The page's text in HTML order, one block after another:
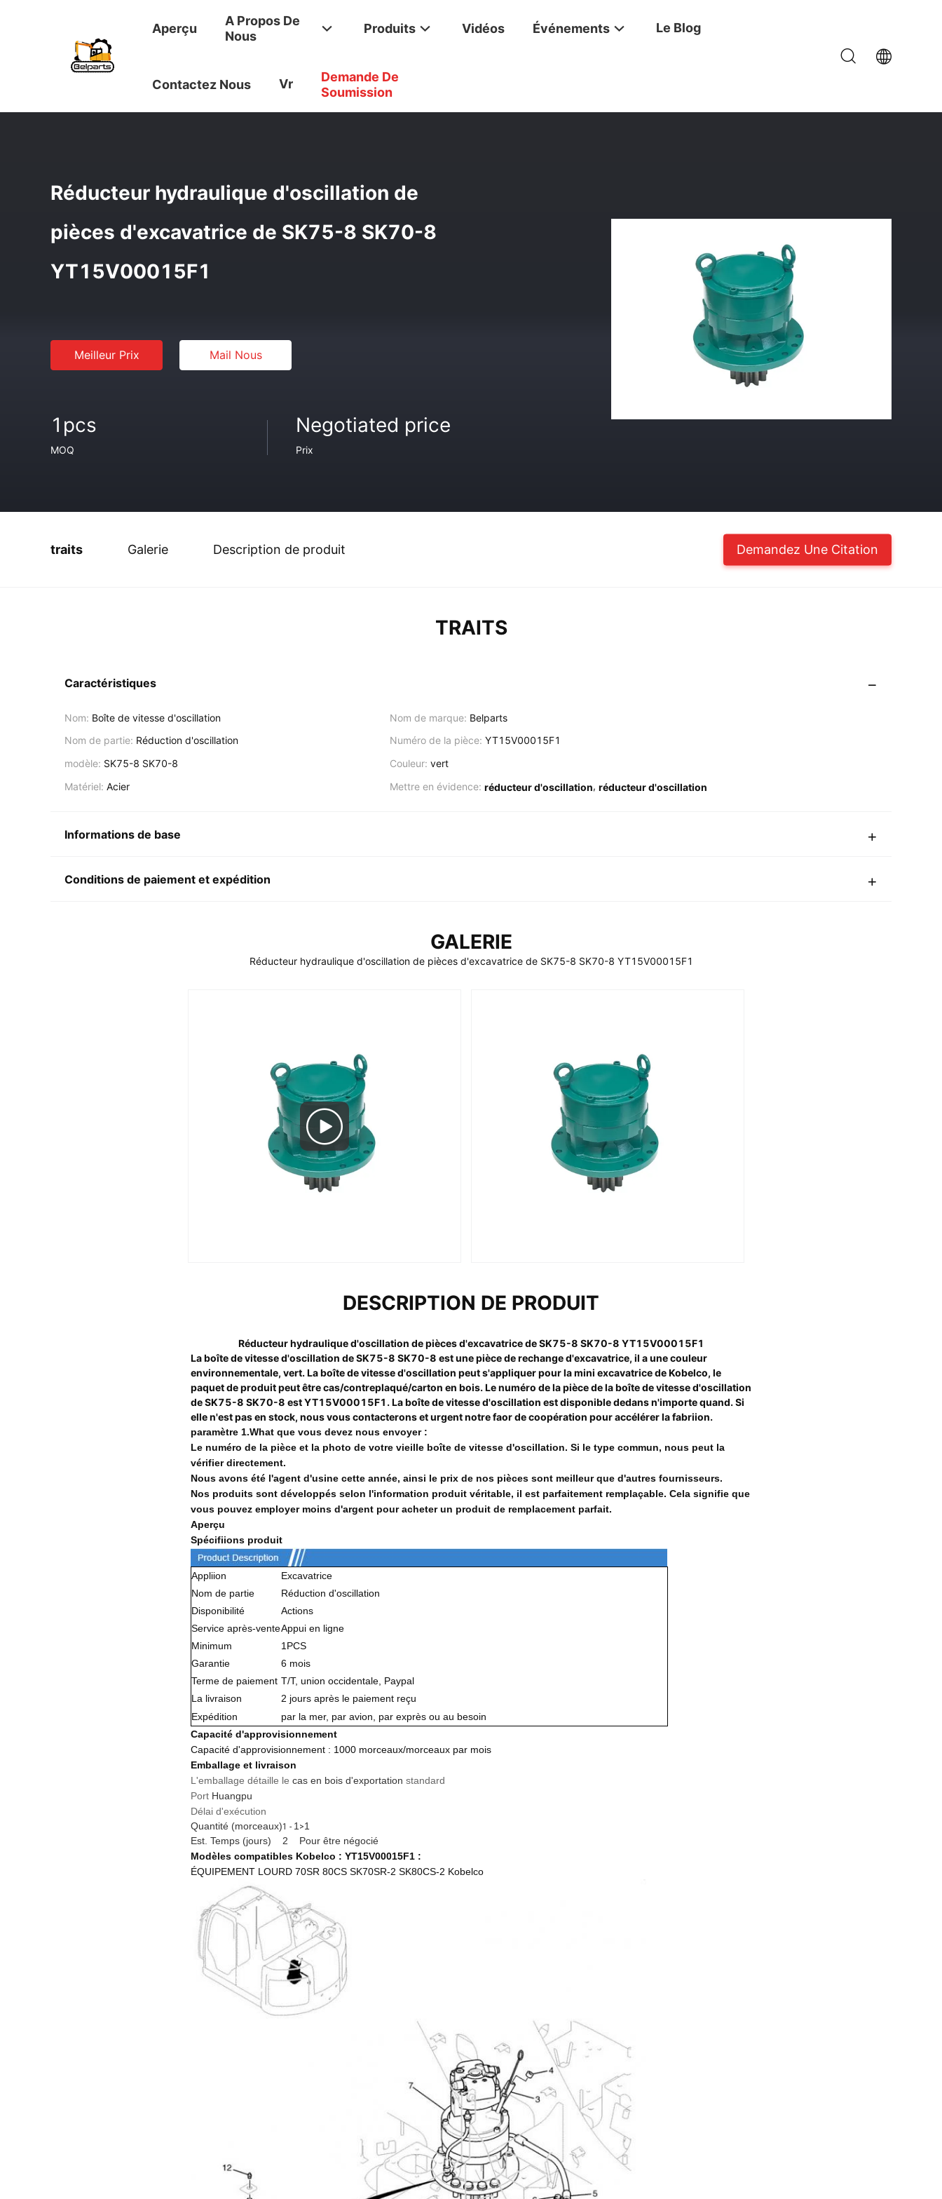
Aperçu
A Propos De
Nous
Produits Vidéos Événements Le Blog
Contactez Nous Vr
Demande De
Soumission
Aperçu / Produits Réducteur Hydraulique D'oscillation De Pièces D'excavatrice De SK75-8 SK70-8 YT15V00015F1
Réducteur hydraulique d'oscillation de
pièces d'excavatrice de SK75-8 SK70-8
YT15V00015F1
Meilleur Prix Mail Nous
1pcs
MOQ
Negotiated price
Prix
traits Galerie Description de produit Demandez Une Citation
TRAITS
Caractéristiques
Nom: Boîte de vitesse d'oscillation Nom de marque: Belparts
Nom de partie: Réduction d'oscillation Numéro de la pièce: YT15V00015F1
modèle: SK75-8 SK70-8 Couleur: vert
Matériel: Acier Mettre en évidence: réducteur d'oscillation, réducteur d'oscillation
Informations de base
Conditions de paiement et expédition
GALERIE
Réducteur hydraulique d'oscillation de pièces d'excavatrice de SK75-8 SK70-8 YT15V00015F1
DESCRIPTION DE PRODUIT
Réducteur hydraulique d'oscillation de pièces d'excavatrice de SK75-8 SK70-8 YT15V00015F1
La boîte de vitesse d'oscillation de SK75-8 SK70-8 est une pièce de rechange d'excavatrice, il a une couleur
environnementale, vert. La boîte de vitesse d'oscillation peut s'appliquer pour la mini excavatrice de Kobelco, le
paquet de produit peut être cas/contreplaqué/carton en bois. Le numéro de la pièce de la boîte de vitesse d'oscillation
de SK75-8 SK70-8 est YT15V00015F1. La boîte de vitesse d'oscillation est disponible dedans n'importe quand. Si
elle n'est pas en stock, nous vous contacterons et urgent notre faor de coopération pour accélérer la fabriion.
paramètre 1.What que vous devez nous envoyer :
Le numéro de la pièce et la photo de votre vieille boîte de vitesse d'oscillation. Si le type commun, nous peut la
vérifier directement.
Nous avons été l'agent d'usine cette année, ainsi le prix de nos pièces sont meilleur que d'autres fournisseurs.
Nos produits sont développés selon l'information produit véritable, il est parfaitement remplaçable. Cela signifie que
vous pouvez employer moins d'argent pour acheter un produit de remplacement parfait.
Aperçu
Spécifiions produit
Appliion
Excavatrice
Nom de partie
Réduction d'oscillation
Disponibilité
Actions
Service après-venteAppui en ligne
Minimum
1PCS
Garantie
6 mois
Terme de paiement T/T, union occidentale, Paypal
La livraison
2 jours après le paiement reçu
Expédition
par la mer, par avion, par exprès ou au besoin
Capacité d'approvisionnement
Capacité d'approvisionnement : 1000 morceaux/morceaux par mois
Emballage et livraison
L'emballage détaille le cas en bois d'exportation standard
Port Huangpu
Délai d'exécution
Quantité (morceaux)1 - 1 >1
Est. Temps (jours)
2
Pour être négocié
Modèles compatibles Kobelco : YT15V00015F1 :
ÉQUIPEMENT LOURD 70SR 80CS SK70SR-2 SK80CS-2 Kobelco